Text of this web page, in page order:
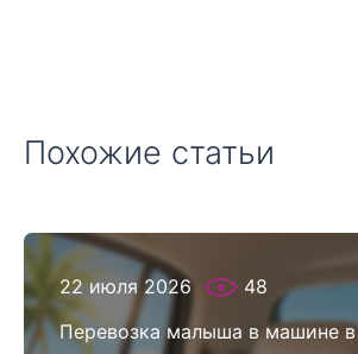
Похожие статьи
22 июля 2026
48
Перевозка малыша в машине